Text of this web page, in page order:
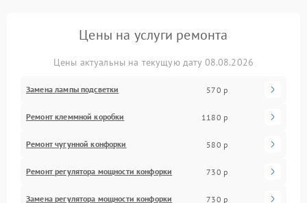
Цены на услуги ремонта
Цены актуальны на текущую дату 08.08.2026
Замена лампы подсветки 570 р
Ремонт клеммной коробки 1180 р
Ремонт чугунной конфорки 580 р
Ремонт регулятора мощности конфорки 730 р
Замена регулятора мощности конфорки 730 р